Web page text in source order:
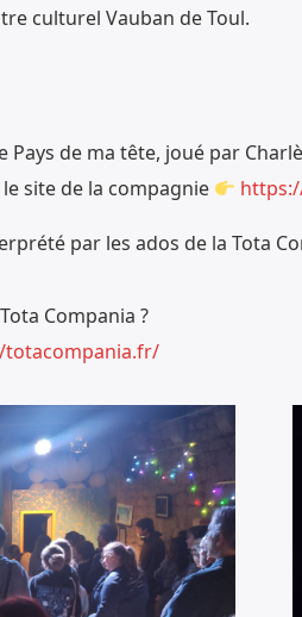
haut/bas
diminuer
le
volume.
culturel Vauban de Toul.
Pays de ma tête, joué par
site de la compagnie
par les ados de la Tota
Compania ?